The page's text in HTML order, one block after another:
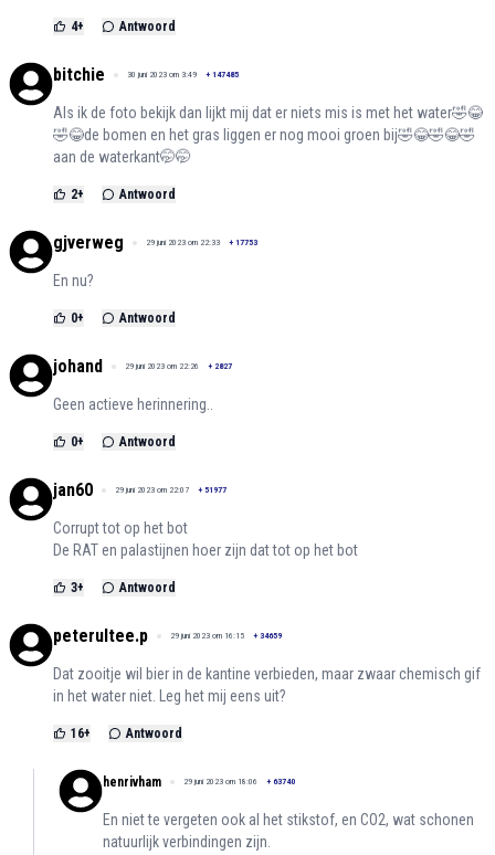
4+ Antwoord
bitchie 30 juni 2023 om 3:49 + 147485
Als ik de foto bekijk dan lijkt mij dat er niets mis is met het water🤣😂
🤣😂de bomen en het gras liggen er nog mooi groen bij🤣😂🤣😂🤣
aan de waterkant🤭🤭
2+ Antwoord
gjverweg 29 juni 2023 om 22:33 + 17753
En nu?
0+ Antwoord
johand 29 juni 2023 om 22:26 + 2827
Geen actieve herinnering..
0+ Antwoord
jan60 29 juni 2023 om 22:07 + 51977
Corrupt tot op het bot
De RAT en palastijnen hoer zijn dat tot op het bot
3+ Antwoord
peterultee.p 29 juni 2023 om 16:15 + 34659
Dat zooitje wil bier in de kantine verbieden, maar zwaar chemisch gif
in het water niet. Leg het mij eens uit?
16+ Antwoord
henrivham 29 juni 2023 om 18:06 + 63740
En niet te vergeten ook al het stikstof, en CO2, wat schonen
natuurlijk verbindingen zijn.